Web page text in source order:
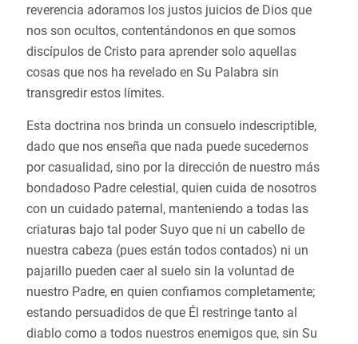
reverencia adoramos los justos juicios de Dios que
nos son ocultos, contentándonos en que somos
discípulos de Cristo para aprender solo aquellas
cosas que nos ha revelado en Su Palabra sin
transgredir estos límites.
Esta doctrina nos brinda un consuelo indescriptible,
dado que nos enseña que nada puede sucedernos
por casualidad, sino por la dirección de nuestro más
bondadoso Padre celestial, quien cuida de nosotros
con un cuidado paternal, manteniendo a todas las
criaturas bajo tal poder Suyo que ni un cabello de
nuestra cabeza (pues están todos contados) ni un
pajarillo pueden caer al suelo sin la voluntad de
nuestro Padre, en quien confiamos completamente;
estando persuadidos de que Él restringe tanto al
diablo como a todos nuestros enemigos que, sin Su